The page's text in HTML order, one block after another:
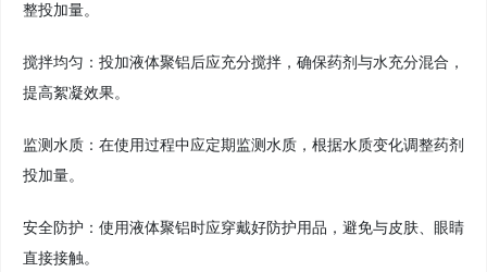
整投加量。
搅拌均匀：投加液体聚铝后应充分搅拌，确保药剂与水充分混合，
提高絮凝效果。
监测水质：在使用过程中应定期监测水质，根据水质变化调整药剂
投加量。
安全防护：使用液体聚铝时应穿戴好防护用品，避免与皮肤、眼睛
直接接触。